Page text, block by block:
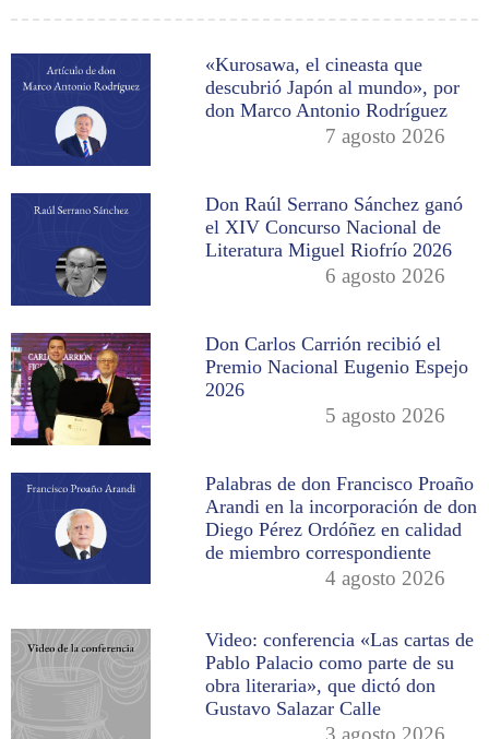
«Kurosawa, el cineasta que
descubrió Japón al mundo», por
don Marco Antonio Rodríguez
7 agosto 2026
Don Raúl Serrano Sánchez ganó
el XIV Concurso Nacional de
Literatura Miguel Riofrío 2026
6 agosto 2026
Don Carlos Carrión recibió el
Premio Nacional Eugenio Espejo
2026
5 agosto 2026
Palabras de don Francisco Proaño
Arandi en la incorporación de don
Diego Pérez Ordóñez en calidad
de miembro correspondiente
4 agosto 2026
Video: conferencia «Las cartas de
Pablo Palacio como parte de su
obra literaria», que dictó don
Gustavo Salazar Calle
3 agosto 2026